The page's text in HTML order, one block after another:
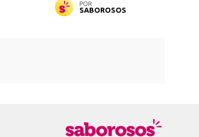
POR
SABOROSOS